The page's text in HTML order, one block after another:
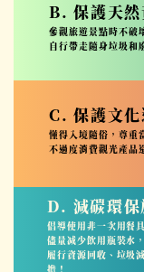
B. 保護天然
參觀旅遊景點時不破
自行帶走隨身垃圾和
C. 保護文化
懂得入境隨俗，尊重
不過度消費觀光產品
D. 減碳環保
倡導使用非一次用餐
儘量减少飲用瓶裝水
履行資源回收、垃圾
擔！